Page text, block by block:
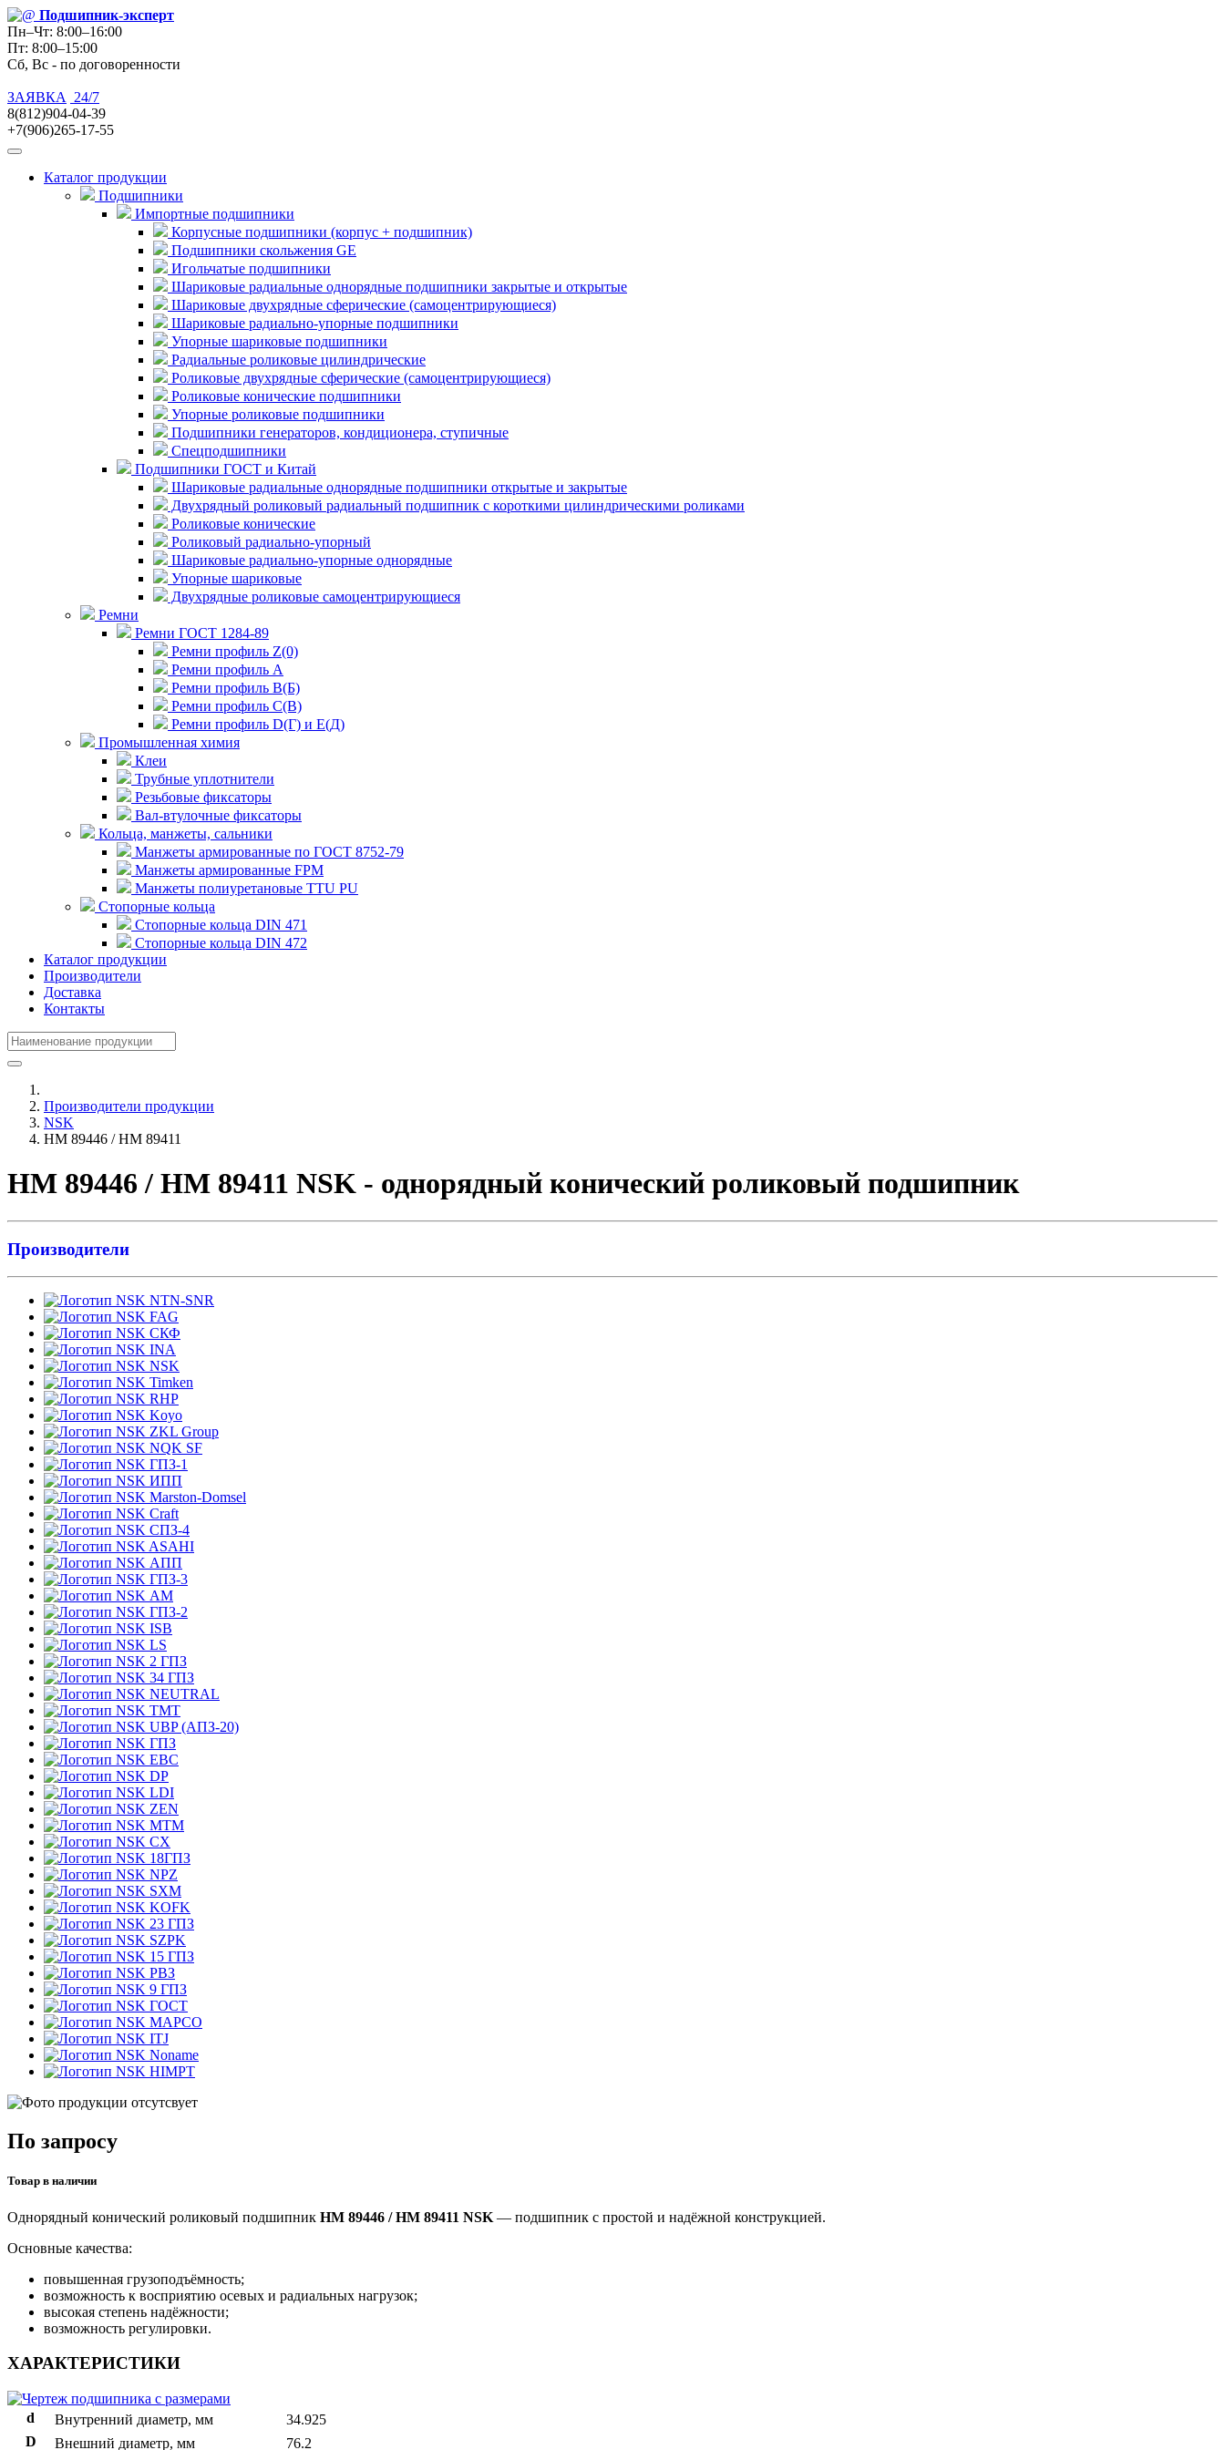
Подшипник-эксперт
Пн–Чт: 8:00–16:00
Пт: 8:00–15:00
Сб, Вс - по договоренности
ЗАЯВКА
24/7
8(812)904-04-39
+7(906)265-17-55
Каталог продукции
Подшипники
Импортные подшипники
Корпусные подшипники (корпус + подшипник)
Подшипники скольжения GE
Игольчатые подшипники
Шариковые радиальные однорядные подшипники закрытые и открытые
Шариковые двухрядные сферические (самоцентрирующиеся)
Шариковые радиально-упорные подшипники
Упорные шариковые подшипники
Радиальные роликовые цилиндрические
Роликовые двухрядные сферические (самоцентрирующиеся)
Роликовые конические подшипники
Упорные роликовые подшипники
Подшипники генераторов, кондиционера, ступичные
Спецподшипники
Подшипники ГОСТ и Китай
Шариковые радиальные однорядные подшипники открытые и закрытые
Двухрядный роликовый радиальный подшипник с короткими цилиндрическими роликами
Роликовые конические
Роликовый радиально-упорный
Шариковые радиально-упорные однорядные
Упорные шариковые
Двухрядные роликовые самоцентрирующиеся
Ремни
Ремни ГОСТ 1284-89
Ремни профиль Z(0)
Ремни профиль А
Ремни профиль В(Б)
Ремни профиль С(В)
Ремни профиль D(Г) и E(Д)
Промышленная химия
Клеи
Трубные уплотнители
Резьбовые фиксаторы
Вал-втулочные фиксаторы
Кольца, манжеты, сальники
Манжеты армированные по ГОСТ 8752-79
Манжеты армированные FPM
Манжеты полиуретановые TTU PU
Стопорные кольца
Стопорные кольца DIN 471
Стопорные кольца DIN 472
Каталог продукции
Производители
Доставка
Контакты
Производители продукции
NSK
HM 89446 / HM 89411
HM 89446 / HM 89411 NSK - однорядный конический роликовый подшипник
Производители
NTN-SNR
FAG
СКФ
INA
NSK
Timken
RHP
Koyo
ZKL Group
NQK SF
ГПЗ-1
ИПП
Marston-Domsel
Craft
СПЗ-4
ASAHI
АПП
ГПЗ-3
АМ
ГПЗ-2
ISB
LS
2 ГПЗ
34 ГПЗ
NEUTRAL
TMT
UBP (АПЗ-20)
ГПЗ
EBC
DP
LDI
ZEN
MTM
CX
18ГПЗ
NPZ
SXM
KOFK
23 ГПЗ
SZPK
15 ГПЗ
РВЗ
9 ГПЗ
ГОСТ
MAPCO
ITJ
Noname
HIMPT
По запросу
Товар в наличии
Однорядный конический роликовый подшипник HM 89446 / HM 89411 NSK — подшипник с простой и надёжной конструкцией.
Основные качества:
повышенная грузоподъёмность;
возможность к восприятию осевых и радиальных нагрузок;
высокая степень надёжности;
возможность регулировки.
ХАРАКТЕРИСТИКИ
d Внутренний диаметр, мм
34.925
D
Внешний диаметр, мм 76.2